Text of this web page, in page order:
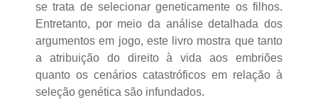
se trata de selecionar geneticamente os filhos.
Entretanto, por meio da análise detalhada dos
argumentos em jogo, este livro mostra que tanto
a atribuição do direito à vida aos embriões
quanto os cenários catastróficos em relação à
seleção genética são infundados.